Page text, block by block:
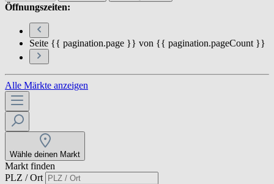
Öffnungszeiten:
Seite {{ pagination.page }} von {{ pagination.pageCount }}
Alle Märkte anzeigen
Wähle deinen Markt
Markt finden
PLZ / Ort